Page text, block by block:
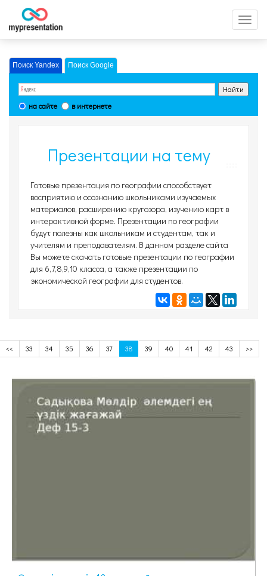
меню
Поиск Yandex Поиск Google
на сайте в интернете
Презентации на тему
Готовые презентация по географии способствует
восприятию и осознанию школьниками изучаемых
материалов, расширению кругозора, изучению карт в
интерактивной форме. Презентации по географии
будут полезны как школьникам и студентам, так и
учителям и преподавателям. В данном разделе сайта
Вы можете скачать готовые презентации по географии
для 6,7,8,9,10 класса, а также презентации по
экономической географии для студентов.
<< 33 34 35 36 37 38 39 40 41 42 43 >>